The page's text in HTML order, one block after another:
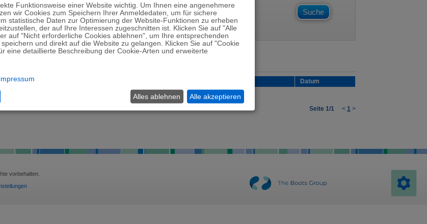
0 Stellengesuche
Datum
Treffer.
Seite 1/1 < 1 >
vorbehalten.
Funktionsweise einer Website wichtig. Um Ihnen eine angenehmere
wir Cookies zum Speichern Ihrer Anmeldedaten, um für sichere
statistische Daten zur Optimierung der Website-Funktionen zu erheben
der auf Ihre Interessen zugeschnitten ist. Klicken Sie auf "Alle
auf "Nicht erforderliche Cookies ablehnen", um Ihre entsprechenden
und direkt auf die Website zu gelangen. Klicken Sie auf "Cookie
eine detaillierte Beschreibung der Cookie-Arten und erweiterte
Alles ablehnen Alle akzeptieren